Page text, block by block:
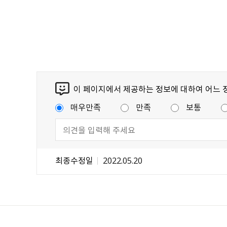
이 페이지에서 제공하는 정보에 대하여 어느
매우만족
만족 보통
최종수정일 2022.05.20